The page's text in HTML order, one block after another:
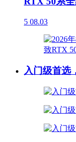
5 08.03
入门级首选